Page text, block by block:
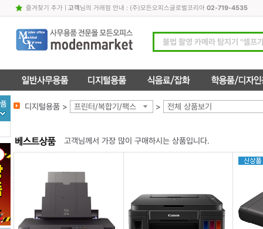
즐겨찾기 추가| 고객님의 거래점 안내 : (주)모든오피스글로벌코리아 02-719-4535
디지털용품 > 프린터/복합기/팩스 > 전체 상품보기
고객님께서 가장 많이 구매하시는 상품입니다.